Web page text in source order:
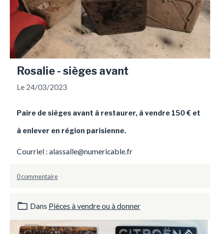
Rosalie - sièges avant
Le 24/03/2023
Paire de sièges avant à restaurer, à vendre 150 € et
à enlever en région parisienne.
Courriel : alassalle@numericable.fr
0 commentaire
Dans Pièces à vendre ou à donner